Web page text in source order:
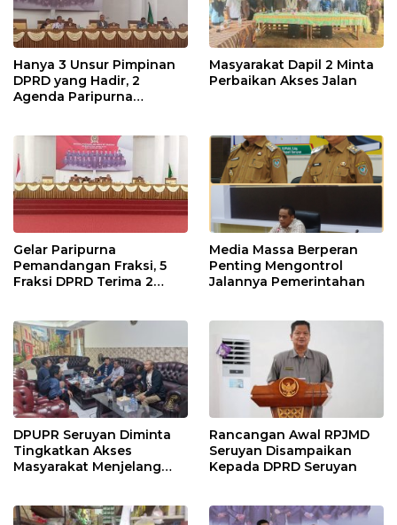
Hanya 3 Unsur Pimpinan
DPRD yang Hadir, 2
Agenda Paripurna
Masyarakat Dapil 2 Minta
Perbaikan Akses Jalan
Gelar Paripurna
Pemandangan Fraksi, 5
Fraksi DPRD Terima 2
Media Massa Berperan
Penting Mengontrol
Jalannya Pemerintahan
DPUPR Seruyan Diminta
Tingkatkan Akses
Masyarakat Menjelang
Rancangan Awal RPJMD
Seruyan Disampaikan
Kepada DPRD Seruyan